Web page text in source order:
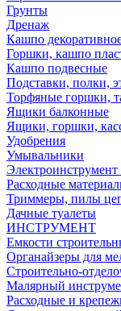
Грунты
Дренаж
Кашпо
Горшки, кашпо
Кашпо подвесные
Подставки, полки,
Торфяные горшки,
Ящики балконные
Ящики, горшки,
Удобрения
Умывальники
Расходные
Триммеры, пилы
Дачные туалеты
ИНСТРУМЕНТ
Емкости
Органайзеры для
Строительно-
Малярный
Расходные и